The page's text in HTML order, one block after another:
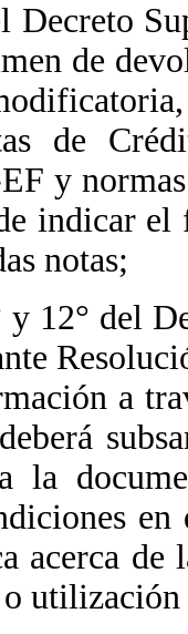
Decreto
de
de
y
indicar
notas;
12° del
a
la
acerca de